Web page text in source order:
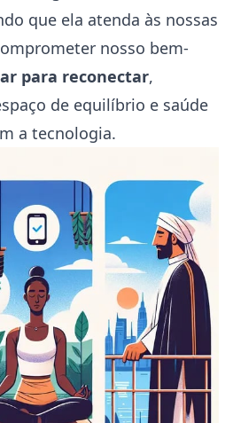
que ela atenda às nossas
nosso bem-
para reconectar,
de equilíbrio e saúde
a tecnologia.